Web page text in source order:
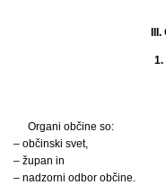
III.
1.
Organi občine so:
– občinski svet,
– župan in
– nadzorni odbor občine.